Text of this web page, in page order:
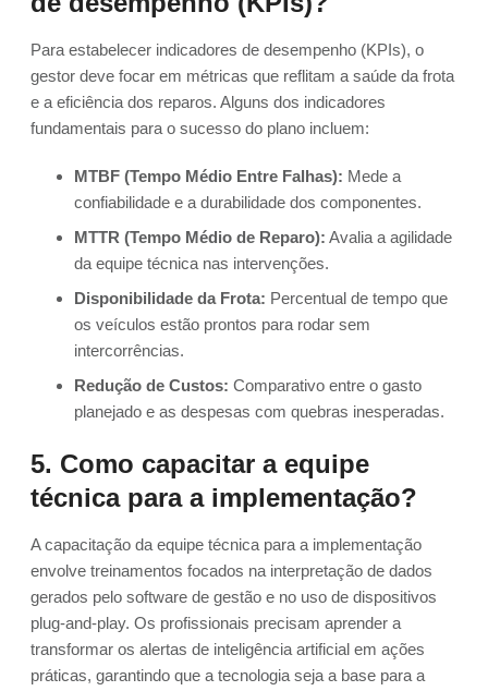
Para estabelecer indicadores de desempenho (KPIs), o
gestor deve focar em métricas que reflitam a saúde da frota
e a eficiência dos reparos. Alguns dos indicadores
fundamentais para o sucesso do plano incluem:
MTBF (Tempo Médio Entre Falhas): Mede a
confiabilidade e a durabilidade dos componentes.
MTTR (Tempo Médio de Reparo): Avalia a agilidade
da equipe técnica nas intervenções.
Disponibilidade da Frota: Percentual de tempo que
os veículos estão prontos para rodar sem
intercorrências.
Redução de Custos: Comparativo entre o gasto
planejado e as despesas com quebras inesperadas.
5. Como capacitar a equipe
técnica para a implementação?
A capacitação da equipe técnica para a implementação
envolve treinamentos focados na interpretação de dados
gerados pelo software de gestão e no uso de dispositivos
plug-and-play. Os profissionais precisam aprender a
transformar os alertas de inteligência artificial em ações
práticas, garantindo que a tecnologia seja a base para a